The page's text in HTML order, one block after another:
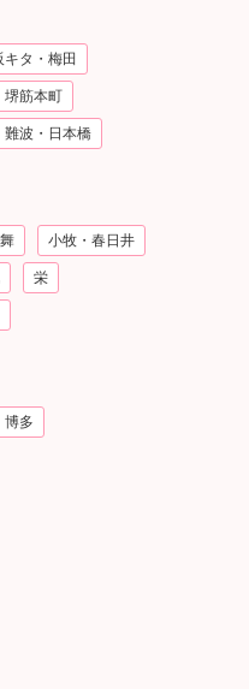
キタ・梅田
堺筋本町
難波・日本橋
小牧・春日井
栄
博多